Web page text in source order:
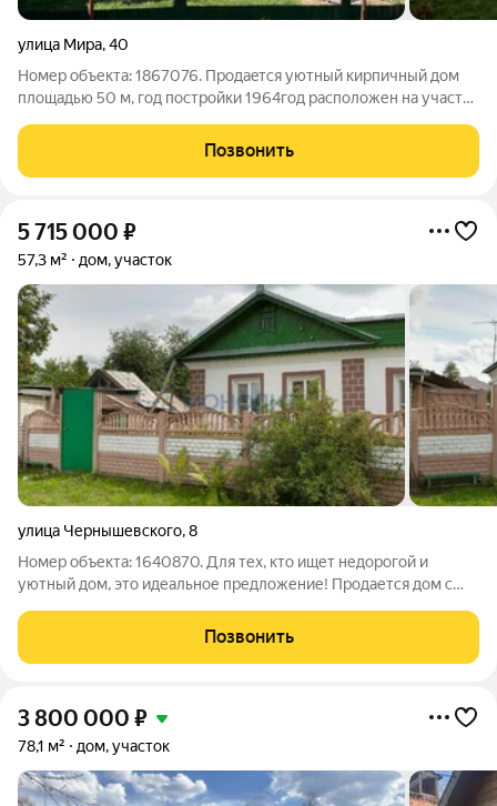
улица Мира,40
Номер объекта: 1867076. Пpoдaeтcя уютный кирпичный дoм
плoщадью 50 м, год постройки 1964год расположен на участке
включаeт три кoмнаты, куxню и санузeл. Нa участке
paсполoженa баня, что дoбaвляeт
Позвонить
5 715 000 ₽
57,3 м² дом, участок
улица Чернышевского,8
Номер объекта: 1640870. Для тех, кто ищет недорогой и
уютный дом, это идеальное предложение! Продается дом с
Общая площадь 57,3 кв.м. Этот дом - идеальное решение для
тех, кто хочет сэкономить на
Позвонить
3 800 000 ₽
78,1 м² дом, участок